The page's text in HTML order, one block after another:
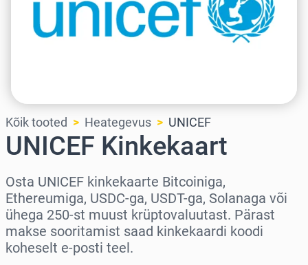
Kõik tooted Heategevus UNICEF
UNICEF Kinkekaart
Osta UNICEF kinkekaarte Bitcoiniga,
Ethereumiga, USDC-ga, USDT-ga, Solanaga või
ühega 250-st muust krüptovaluutast. Pärast
makse sooritamist saad kinkekaardi koodi
koheselt e-posti teel.